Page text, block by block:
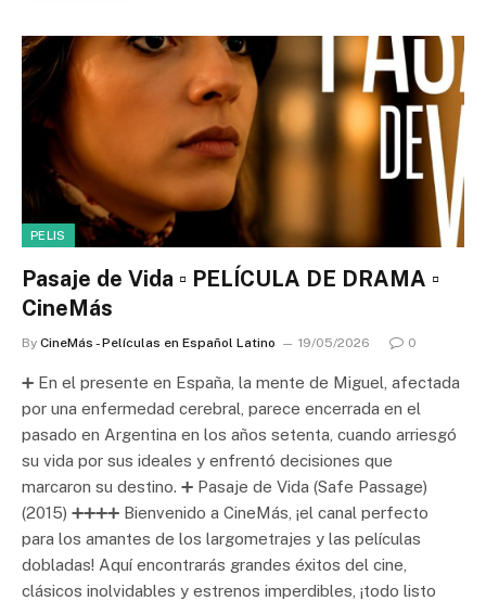
PELIS
Pasaje de Vida ▫️ PELÍCULA DE DRAMA ▫️
CineMás
By CineMás - Películas en Español Latino 19/05/2026 0
➕ En el presente en España, la mente de Miguel, afectada
por una enfermedad cerebral, parece encerrada en el
pasado en Argentina en los años setenta, cuando arriesgó
su vida por sus ideales y enfrentó decisiones que
marcaron su destino. ➕ Pasaje de Vida (Safe Passage)
(2015) ➕➕➕➕ Bienvenido a CineMás, ¡el canal perfecto
para los amantes de los largometrajes y las películas
dobladas! Aquí encontrarás grandes éxitos del cine,
clásicos inolvidables y estrenos imperdibles, ¡todo listo